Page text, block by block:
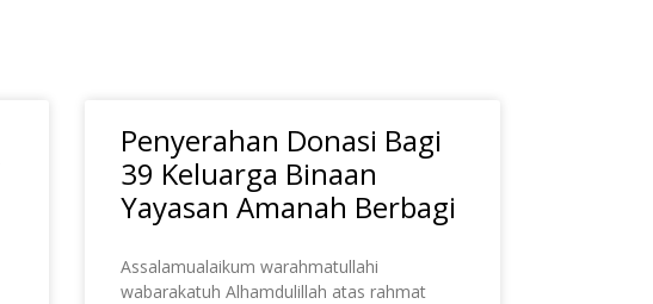
Penyerahan Donasi Bagi
39 Keluarga Binaan
Yayasan Amanah Berbagi
Assalamualaikum warahmatullahi
wabarakatuh Alhamdulillah atas rahmat